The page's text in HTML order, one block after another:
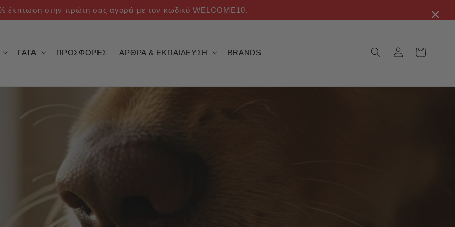
έκπτωση στην πρώτη σας αγορά με τον κωδικό WELCOME10.
ΓΑΤΑ ΠΡΟΣΦΟΡΕΣ ΑΡΘΡΑ & ΕΚΠΑΙΔΕΥΣΗ BRANDS Σύνδεση Καλάθι
×